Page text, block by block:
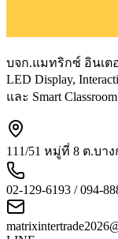
บจก.แมทริกซ์ อินเต
LED Display,
และ Smart
111/51 หมู่ที่ 8 ต.บา
02-129-6193 / 094-